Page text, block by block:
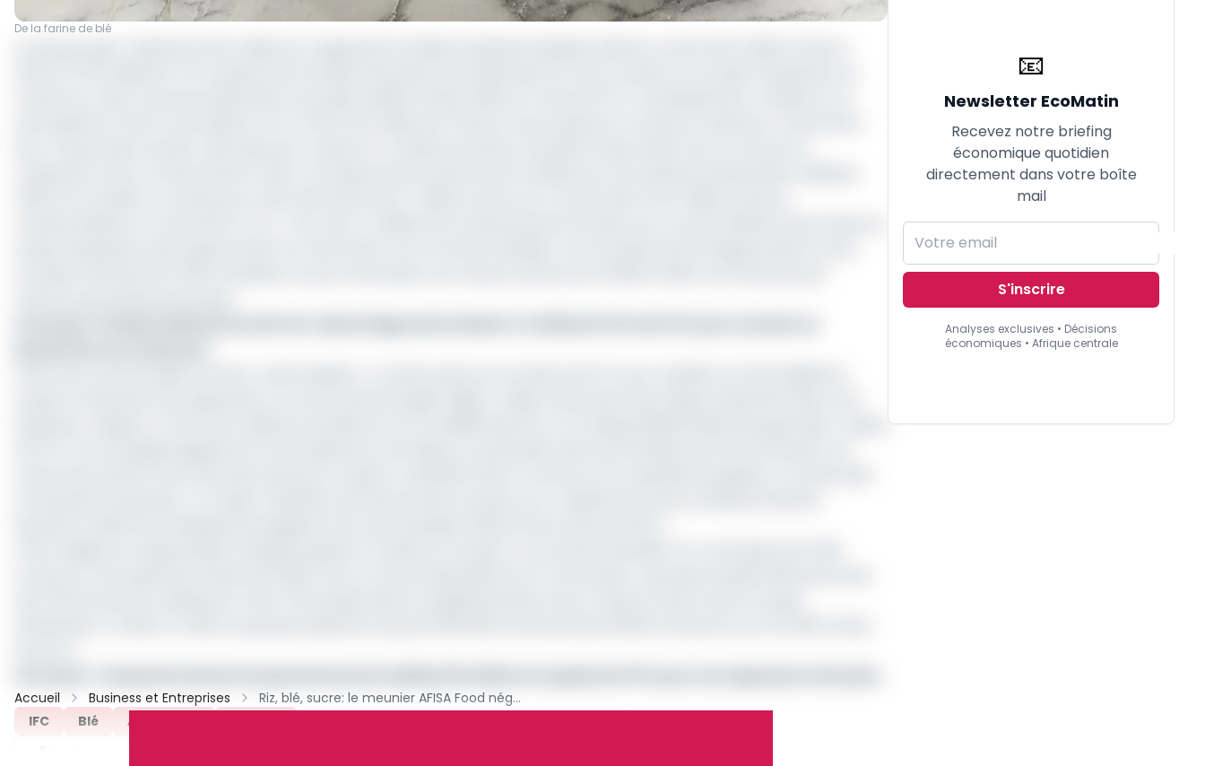
De la farine de blé
Accueil Business et Entreprises
Riz, blé, sucre: le meunier AFISA Food négocie 11 milliards FCFA auprès de l’IFC pour muscler ses opérations au Cameroun
IFC
Blé AFISA Food
📧
Newsletter EcoMatin
Recevez notre briefing
économique quotidien
directement dans votre boîte
mail
S'inscrire
Analyses exclusives • Décisions
économiques • Afrique centrale